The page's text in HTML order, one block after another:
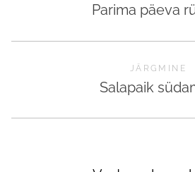
Parima päeva
JÄRGMINE
Salapaik